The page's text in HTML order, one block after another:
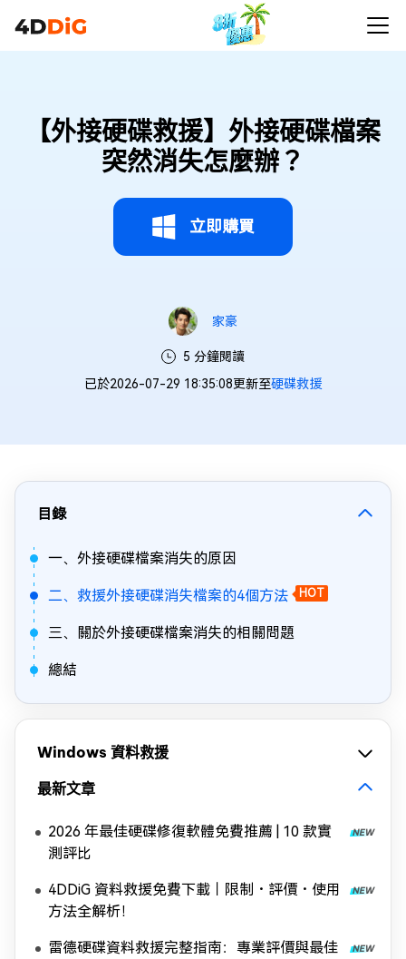
【外接硬碟救援】外接硬碟檔案
突然消失怎麼辦？
立即購買
家豪
5 分鐘閱讀
已於2026-07-29 18:35:08更新至硬碟救援
目錄
一、外接硬碟檔案消失的原因
二、救援外接硬碟消失檔案的4個方法 HOT
三、關於外接硬碟檔案消失的相關問題
總結
Windows 資料救援
最新文章
2026 年最佳硬碟修復軟體免費推薦 | 10 款實
測評比
4DDiG 資料救援免費下載｜限制・評價・使用
方法全解析！
雷德硬碟資料救援完整指南：專業評價與最佳